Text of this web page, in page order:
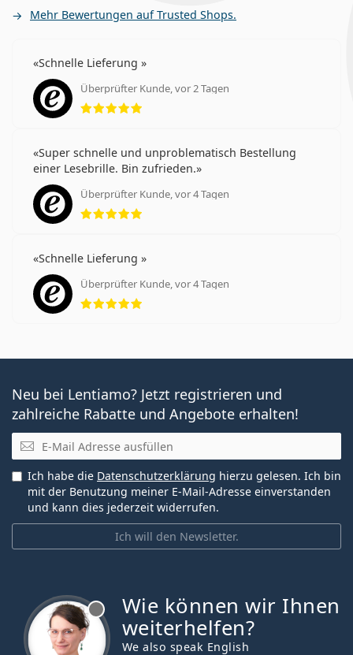
Mehr Bewertungen auf Trusted Shops.
Schnelle Lieferung
Überprüfter Kunde, vor 2 Tagen
Bewertung 5 aus 5
Super schnelle und unproblematisch Bestellung
einer Lesebrille. Bin zufrieden.
Überprüfter Kunde, vor 4 Tagen
Bewertung 5 aus 5
Schnelle Lieferung
Überprüfter Kunde, vor 4 Tagen
Bewertung 5 aus 5
Neu bei Lentiamo? Jetzt registrieren und
zahlreiche Rabatte und Angebote erhalten!
E-Mail
Ich will den Newsletter.
Ich habe die Datenschutzerklärung hierzu gelesen. Ich bin
mit der Benutzung meiner E-Mail-Adresse einverstanden
und kann dies jederzeit widerrufen.
Wie können wir Ihnen
weiterhelfen?
We also speak English